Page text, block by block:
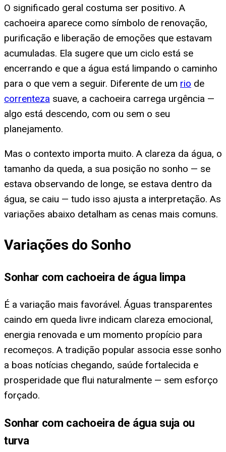
O significado geral costuma ser positivo. A
cachoeira aparece como símbolo de renovação,
purificação e liberação de emoções que estavam
acumuladas. Ela sugere que um ciclo está se
encerrando e que a água está limpando o caminho
para o que vem a seguir. Diferente de um rio de
correnteza suave, a cachoeira carrega urgência —
algo está descendo, com ou sem o seu
planejamento.
Mas o contexto importa muito. A clareza da água, o
tamanho da queda, a sua posição no sonho — se
estava observando de longe, se estava dentro da
água, se caiu — tudo isso ajusta a interpretação. As
variações abaixo detalham as cenas mais comuns.
Variações do Sonho
Sonhar com cachoeira de água limpa
É a variação mais favorável. Águas transparentes
caindo em queda livre indicam clareza emocional,
energia renovada e um momento propício para
recomeços. A tradição popular associa esse sonho
a boas notícias chegando, saúde fortalecida e
prosperidade que flui naturalmente — sem esforço
forçado.
Sonhar com cachoeira de água suja ou
turva